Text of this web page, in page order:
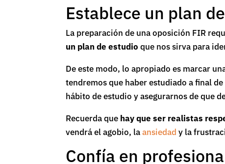
Establece un plan
La preparación de una oposición FIR
un plan de estudio que nos sirva para
De este modo, lo apropiado es marcar
tendremos que haber estudiado a final
hábito de estudio y asegurarnos de que
Recuerda que hay que ser realistas
vendrá el agobio, laansiedad y la
Confía en